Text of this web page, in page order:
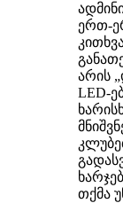
ერთ-
არის
LED-
თქმა